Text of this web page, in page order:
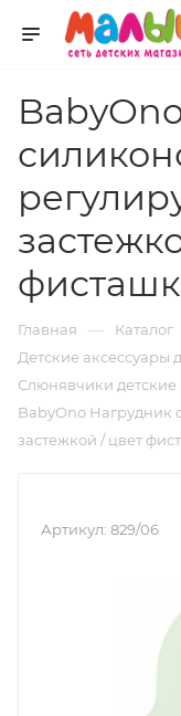
Главная — Каталог
Детские аксессуары
Слюнявчики детские
BabyOno Нагрудник
застежкой / цвет
Артикул: 829/06